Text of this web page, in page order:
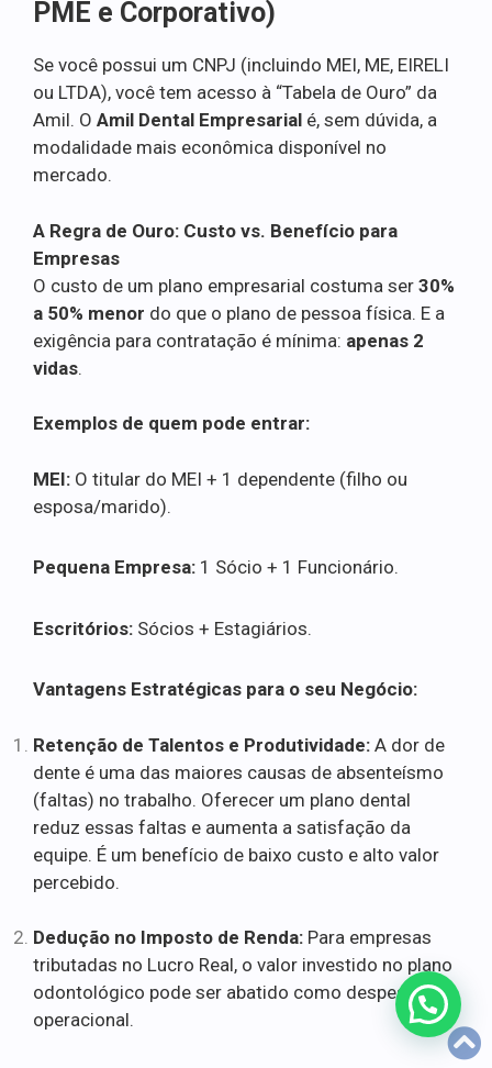
PME e Corporativo)
Se você possui um CNPJ (incluindo MEI, ME, EIRELI
ou LTDA), você tem acesso à “Tabela de Ouro” da
Amil. O Amil Dental Empresarial é, sem dúvida, a
modalidade mais econômica disponível no
mercado.
A Regra de Ouro: Custo vs. Benefício para
Empresas
O custo de um plano empresarial costuma ser 30%
a 50% menor do que o plano de pessoa física. E a
exigência para contratação é mínima: apenas 2
vidas.
Exemplos de quem pode entrar:
MEI: O titular do MEI + 1 dependente (filho ou
esposa/marido).
Pequena Empresa: 1 Sócio + 1 Funcionário.
Escritórios: Sócios + Estagiários.
Vantagens Estratégicas para o seu Negócio:
Retenção de Talentos e Produtividade: A dor de
dente é uma das maiores causas de absenteísmo
(faltas) no trabalho. Oferecer um plano dental
reduz essas faltas e aumenta a satisfação da
equipe. É um benefício de baixo custo e alto valor
percebido.
Dedução no Imposto de Renda: Para empresas
tributadas no Lucro Real, o valor investido no plano
odontológico pode ser abatido como despesa
operacional.